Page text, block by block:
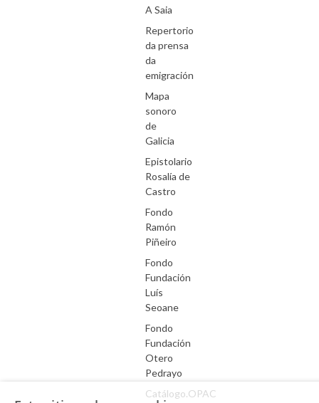
A Saia
Repertorio
da prensa
da
emigración
Mapa
sonoro
de
Galicia
Epistolario
Rosalía de
Castro
Fondo
Ramón
Piñeiro
Fondo
Fundación
Luís
Seoane
Fondo
Fundación
Otero
Pedrayo
Catálogo.OPAC